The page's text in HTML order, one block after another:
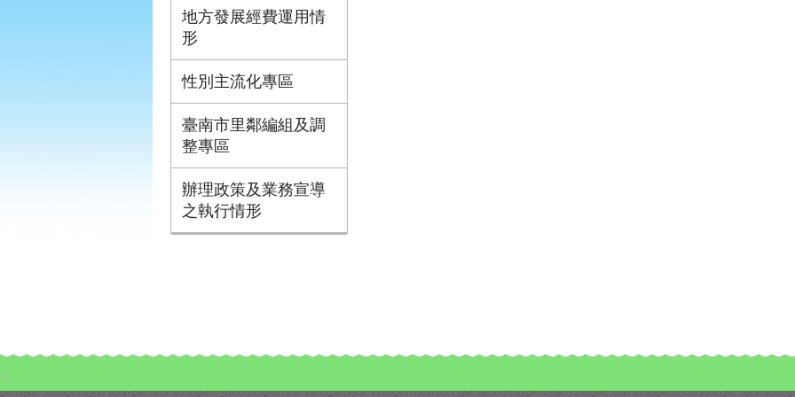
地方發展經費運用情
形
性別主流化專區
臺南市里鄰編組及調
整專區
辦理政策及業務宣導
之執行情形
:::